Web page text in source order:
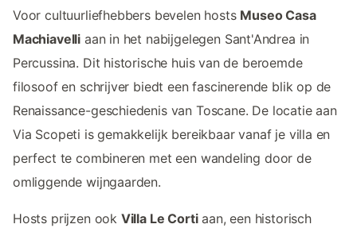
Voor cultuurliefhebbers bevelen hosts Museo Casa
Machiavelli aan in het nabijgelegen Sant'Andrea in
Percussina. Dit historische huis van de beroemde
filosoof en schrijver biedt een fascinerende blik op de
Renaissance-geschiedenis van Toscane. De locatie aan
Via Scopeti is gemakkelijk bereikbaar vanaf je villa en
perfect te combineren met een wandeling door de
omliggende wijngaarden.
Hosts prijzen ook Villa Le Cortiaan, een historisch